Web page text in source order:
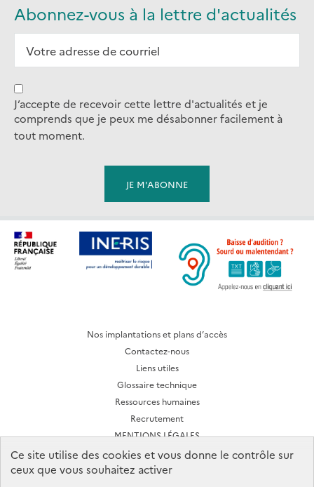
Abonnez-vous à la lettre d'actualités
J’accepte de recevoir cette lettre d'actualités et je
comprends que je peux me désabonner facilement à
tout moment.
Nos implantations et plans d’accès
Contactez-nous
Liens utiles
Glossaire technique
Ressources humaines
Recrutement
MENTIONS LÉGALES
CONDITIONS D'UTILISATION
Archives des lettres d'actualité
Ce site utilise des cookies et vous donne le contrôle sur
ceux que vous souhaitez activer